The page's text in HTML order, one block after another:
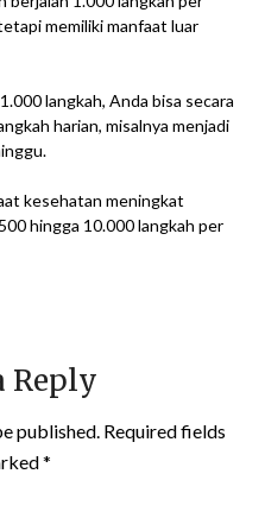
memiliki manfaat luar
langkah, Anda bisa secara
harian, misalnya menjadi
kesehatan meningkat
hingga 10.000 langkah per
Reply
published. Required fields
*